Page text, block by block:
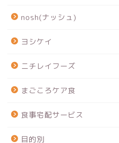
nosh(ナッシュ)
ヨシケイ
ニチレイフーズ
まごころケア食
食事宅配サービス
目的別